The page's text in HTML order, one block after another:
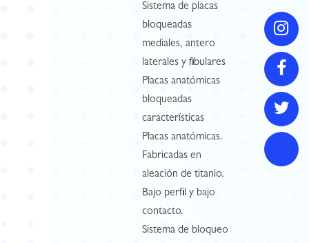
Sistema de placas
bloqueadas
mediales, antero
laterales y fibulares
Placas anatómicas
bloqueadas
características
Placas anatómicas.
Fabricadas en
aleación de titanio.
Bajo perfil y bajo
contacto.
Sistema de bloqueo